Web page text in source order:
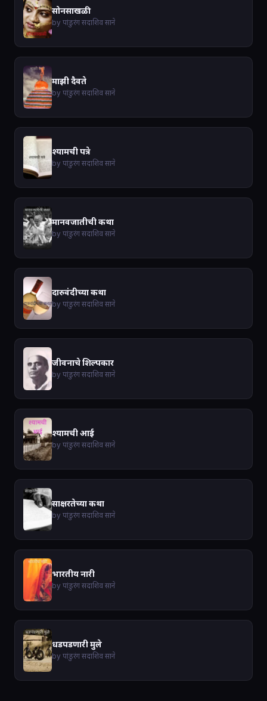
सोनसाखळी
by पांडुरंग सदाशिव साने
माझी दैवते
by पांडुरंग सदाशिव साने
श्यामची पत्रे
by पांडुरंग सदाशिव साने
मानवजातीची कथा
by पांडुरंग सदाशिव साने
दारुवंदीच्या कथा
by पांडुरंग सदाशिव साने
जीवनाचे शिल्पकार
by पांडुरंग सदाशिव साने
श्यामची आई
by पांडुरंग सदाशिव साने
साक्षरतेच्या कथा
by पांडुरंग सदाशिव साने
भारतीय नारी
by पांडुरंग सदाशिव साने
धडपडणारी मुले
by पांडुरंग सदाशिव साने